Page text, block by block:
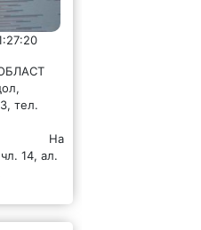
тел.
На
14, ал.